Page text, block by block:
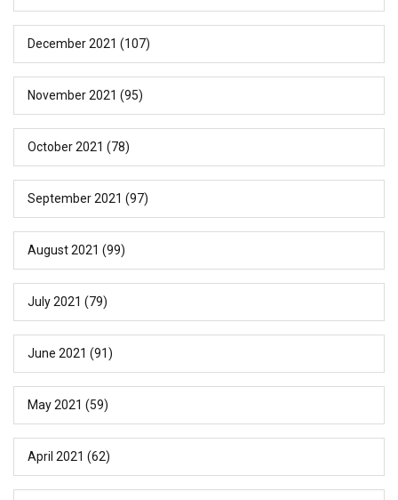
December 2021 (107)
November 2021 (95)
October 2021 (78)
September 2021 (97)
August 2021 (99)
July 2021 (79)
June 2021 (91)
May 2021 (59)
April 2021 (62)